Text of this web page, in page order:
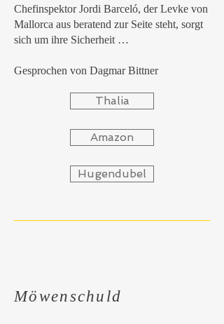
Chefinspektor Jordi Barceló, der Levke von
Mallorca aus beratend zur Seite steht, sorgt
sich um ihre Sicherheit …
Gesprochen von Dagmar Bittner
Thalia
Amazon
Hugendubel
Möwenschuld